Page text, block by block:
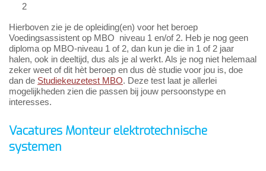
2
Hierboven zie je de opleiding(en) voor het beroep
Voedingsassistent op MBO niveau 1 en/of 2. Heb je nog geen
diploma op MBO-niveau 1 of 2, dan kun je die in 1 of 2 jaar
halen, ook in deeltijd, dus als je al werkt. Als je nog niet helemaal
zeker weet of dit hèt beroep en dus dè studie voor jou is, doe
dan de Studiekeuzetest MBO. Deze test laat je allerlei
mogelijkheden zien die passen bij jouw persoonstype en
interesses.
Vacatures Monteur elektrotechnische
systemen